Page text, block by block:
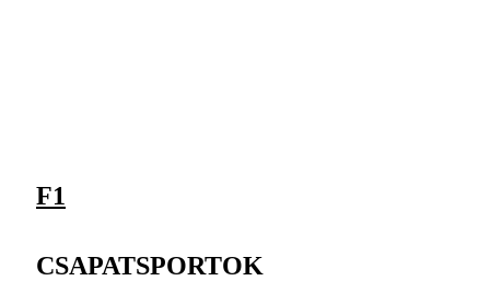
F1
CSAPATSPORTOK